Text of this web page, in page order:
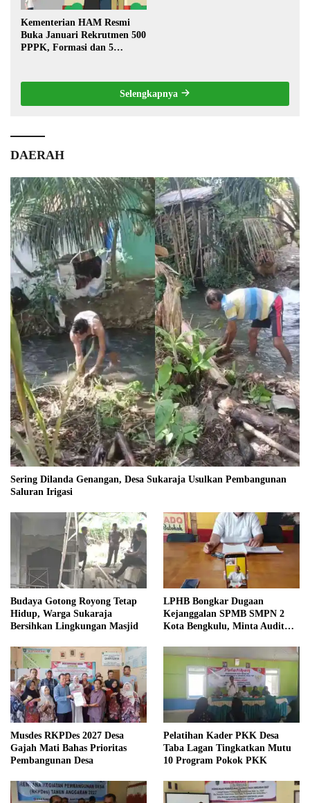
Kementerian HAM Resmi
Buka Januari Rekrutmen 500
PPPK, Formasi dan 5
Selengkapnya
DAERAH
Sering Dilanda Genangan, Desa Sukaraja Usulkan Pembangunan
Saluran Irigasi
Budaya Gotong Royong Tetap
Hidup, Warga Sukaraja
Bersihkan Lingkungan Masjid
LPHB Bongkar Dugaan
Kejanggalan SPMB SMPN 2
Kota Bengkulu, Minta Audit
Musdes RKPDes 2027 Desa
Gajah Mati Bahas Prioritas
Pembangunan Desa
Pelatihan Kader PKK Desa
Taba Lagan Tingkatkan Mutu
10 Program Pokok PKK